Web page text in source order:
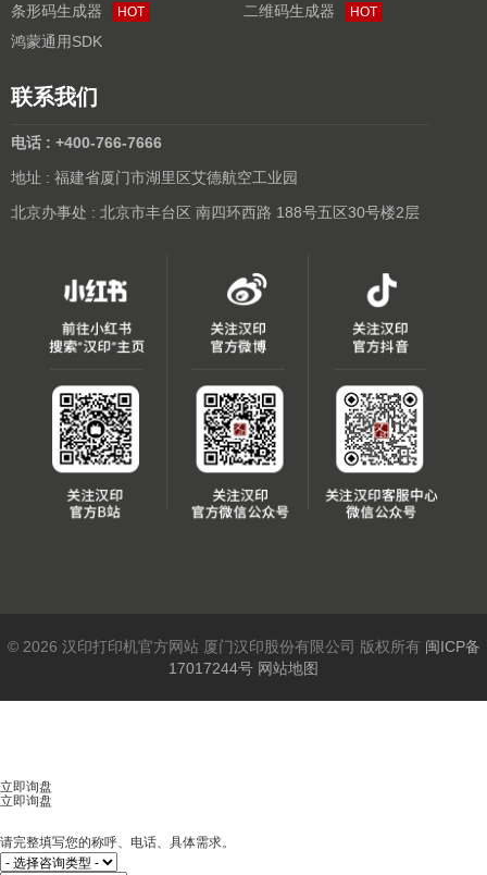
条形码生成器
HOT 二维码生成器 HOT
鸿蒙通用SDK
联系我们
电话 : +400-766-7666
地址 : 福建省厦门市湖里区艾德航空工业园
北京办事处 : 北京市丰台区 南四环西路 188号五区30号楼2层
© 2026 汉印打印机官方网站 厦门汉印股份有限公司 版权所有 闽ICP备
17017244号 网站地图
立即询盘
立即询盘
请完整填写您的称呼、电话、具体需求。